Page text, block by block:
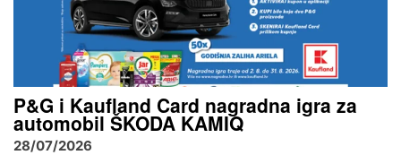
P&G i Kaufland Card nagradna igra za
automobil ŠKODA KAMIQ
28/07/2026